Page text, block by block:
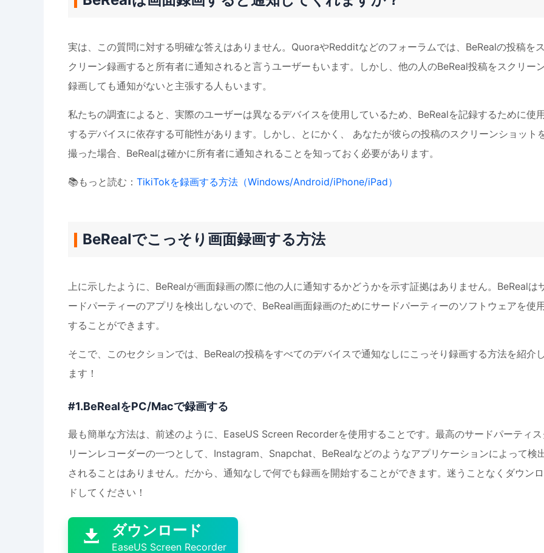
実は、この質問に対する明確な答えはありません。QuoraやRedditなどのフォーラムでは、BeRealの投稿を
クリーン録画すると所有者に通知されると言うユーザーもいます。しかし、他の人のBeReal投稿をスクリー
録画しても通知がないと主張する人もいます。
私たちの調査によると、実際のユーザーは異なるデバイスを使用しているため、BeRealを記録するために使
するデバイスに依存する可能性があります。しかし、とにかく、 あなたが彼らの投稿のスクリーンショット
撮った場合、BeRealは確かに所有者に通知されることを知っておく必要があります。
📚もっと読む： TikiTokを録画する方法（Windows/Android/iPhone/iPad）
BeRealでこっそり画面録画する方法
上に示したように、BeRealが画面録画の際に他の人に通知するかどうかを示す証拠はありません。BeRealは
ードパーティーのアプリを検出しないので、BeReal画面録画のためにサードパーティーのソフトウェアを使
することができます。
そこで、このセクションでは、BeRealの投稿をすべてのデバイスで通知なしにこっそり録画する方法を紹介
ます！
#1.BeRealをPC/Macで録画する
最も簡単な方法は、前述のように、EaseUS Screen Recorderを使用することです。最高のサードパーティ
リーンレコーダーの一つとして、Instagram、Snapchat、BeRealなどのようなアプリケーションによって検
されることはありません。だから、通知なしで何でも録画を開始することができます。迷うことなくダウン
ドしてください！

 ダウンロード
EaseUS Screen Recorder